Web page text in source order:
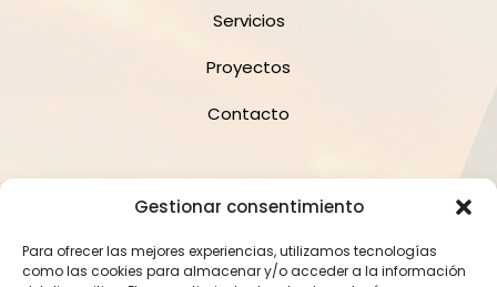
Gestionar consentimiento
Para ofrecer las mejores experiencias, utilizamos tecnologías
como las cookies para almacenar y/o acceder a la información
Servicios
Proyectos
Contacto
Suscríbete a la Newsletter